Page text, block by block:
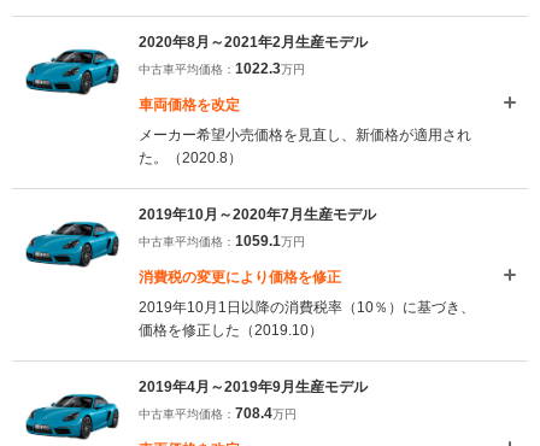
2020年8月～2021年2月生産モデル
中古車平均価格： 1022.3万円
車両価格を改定
メーカー希望小売価格を見直し、新価格が適用され
た。（2020.8）
2019年10月～2020年7月生産モデル
中古車平均価格： 1059.1万円
消費税の変更により価格を修正
2019年10月1日以降の消費税率（10％）に基づき、
価格を修正した（2019.10）
2019年4月～2019年9月生産モデル
中古車平均価格： 708.4万円